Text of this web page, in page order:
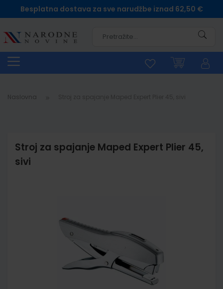
Besplatna dostava za sve narudžbe iznad 62,50 €
Naslovna
Stroj za spajanje Maped Expert Plier 45,
sivi